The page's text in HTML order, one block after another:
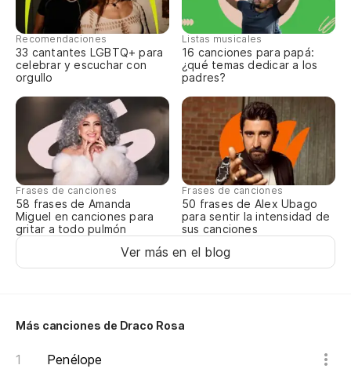
Recomendaciones
33 cantantes LGBTQ+ para
celebrar y escuchar con
orgullo
Listas musicales
16 canciones para papá:
¿qué temas dedicar a los
padres?
Frases de canciones
58 frases de Amanda
Miguel en canciones para
gritar a todo pulmón
Frases de canciones
50 frases de Alex Ubago
para sentir la intensidad de
sus canciones
Ver más en el blog
Más canciones de Draco Rosa
Penélope